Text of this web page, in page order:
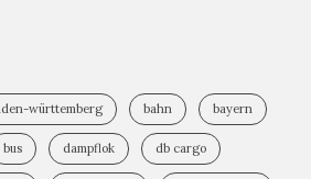
württemberg bahn bayern
bus dampflok db cargo